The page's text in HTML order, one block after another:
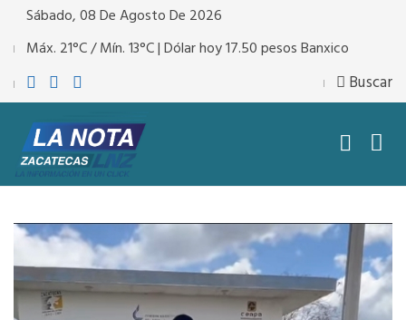
Sábado, 08 De Agosto De 2026
Máx. 21°C / Mín. 13°C | Dólar hoy 17.50 pesos Banxico
Buscar